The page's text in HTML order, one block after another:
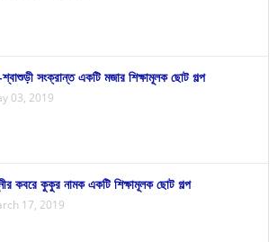
সংক্রান্ত একটি মজার শিক্ষামূলক ছোট গল্প
03, 2019
কবরে কুকুর নামক একটি শিক্ষামূলক ছোট গল্প
17, 2019